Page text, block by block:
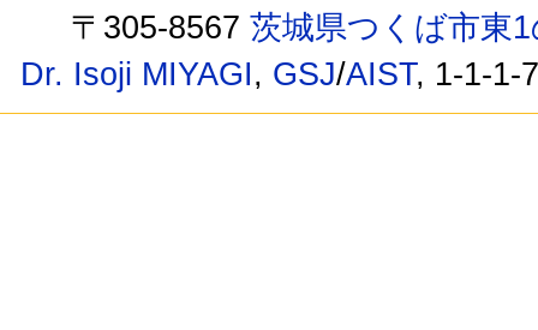
〒305-8567茨城県つくば市東
Dr. Isoji MIYAGI, GSJ/AIST, 1-1-1-